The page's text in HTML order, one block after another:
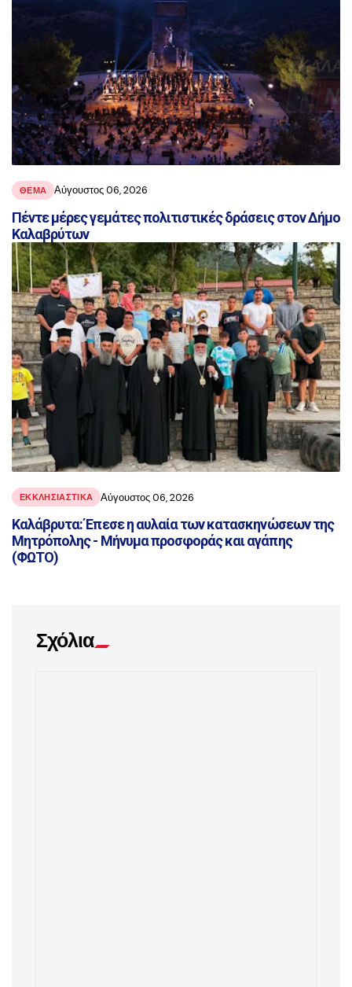
ΘΕΜΑ Αύγουστος 06, 2026
Πέντε μέρες γεμάτες πολιτιστικές δράσεις στον Δήμο
Καλαβρύτων
ΕΚΚΛΗΣΙΑΣΤΙΚΑ Αύγουστος 06, 2026
Καλάβρυτα: Έπεσε η αυλαία των κατασκηνώσεων της
Μητρόπολης - Μήνυμα προσφοράς και αγάπης
(ΦΩΤΟ)
Σχόλια